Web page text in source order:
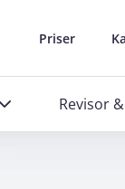
Header top
Priser
Revisor